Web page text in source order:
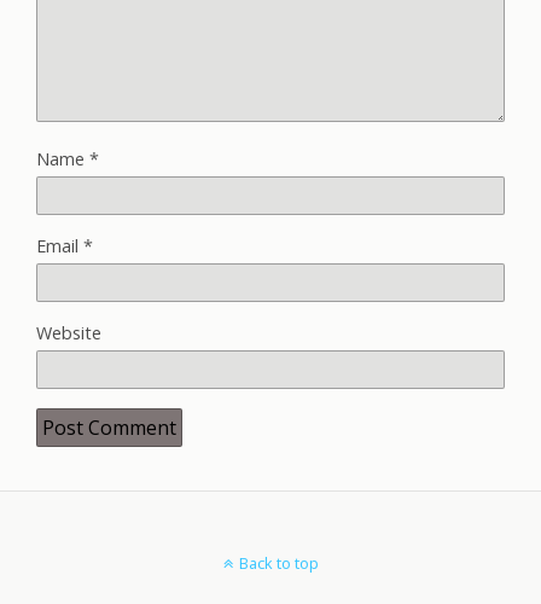
Name *
Email *
Website
Back to top